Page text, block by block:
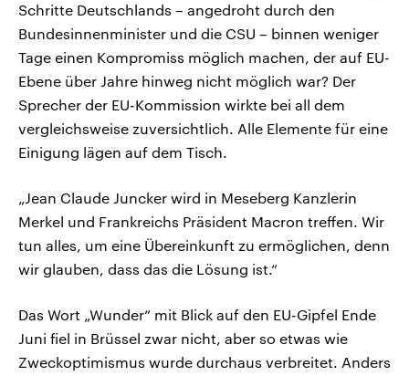
Schritte Deutschlands – angedroht durch den
Bundesinnenminister und die CSU – binnen weniger
Tage einen Kompromiss möglich machen, der auf EU-
Ebene über Jahre hinweg nicht möglich war? Der
Sprecher der EU-Kommission wirkte bei all dem
vergleichsweise zuversichtlich. Alle Elemente für eine
Einigung lägen auf dem Tisch.
„Jean Claude Juncker wird in Meseberg Kanzlerin
Merkel und Frankreichs Präsident Macron treffen. Wir
tun alles, um eine Übereinkunft zu ermöglichen, denn
wir glauben, dass das die Lösung ist.“
Das Wort „Wunder“ mit Blick auf den EU-Gipfel Ende
Juni fiel in Brüssel zwar nicht, aber so etwas wie
Zweckoptimismus wurde durchaus verbreitet. Anders